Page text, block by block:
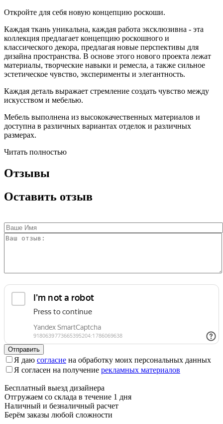
Откройте для себя новую концепцию роскоши.
Каждая ткань уникальна, каждая работа эксклюзивна - эта
коллекция предлагает концепцию роскошного и
классического декора, предлагая новые перспективы для
дизайна пространства. В основе этого нового проекта лежат
материалы, творческие навыки и ремесла, а также сильное
эстетическое чувство, эксперименты и элегантность.
Каждая деталь выражает стремление создать чувство между
искусством и мебелью.
Мебель выполнена из высококачественных материалов и
доступна в различных вариантах отделок и различных
размерах.
Читать полностью
Отзывы
Оставить отзыв
Отправить
Я даю согласие на обработку моих персональных данных
Я согласен на получение рекламных материалов
Бесплатный выезд дизайнера
Отгружаем со склада в течение 1 дня
Наличный и безналичный расчет
Берём заказы любой сложности